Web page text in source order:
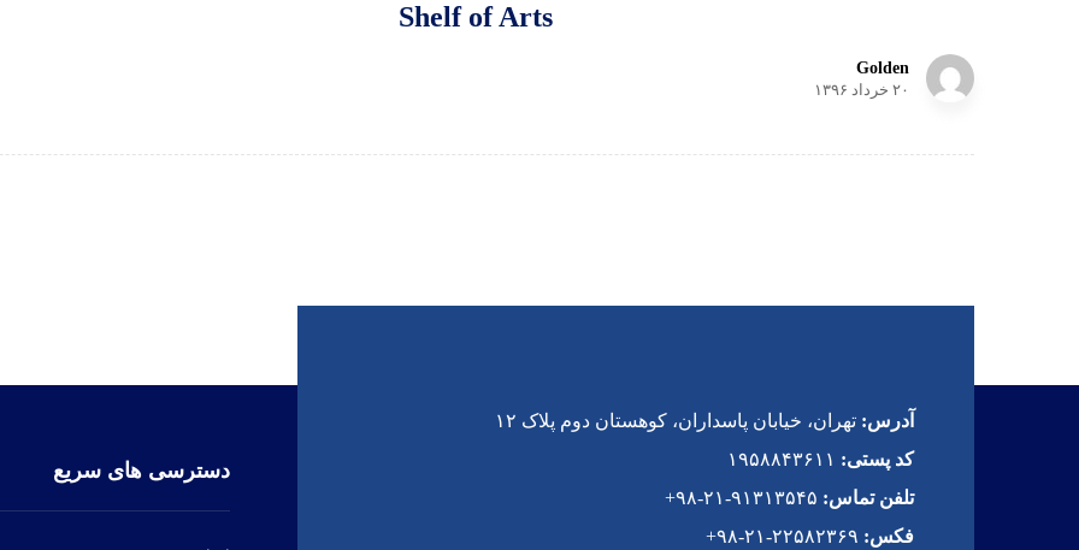
Shelf of Arts
Golden
۲۰ خرداد ۱۳۹۶
آدرس: تهران، خیابان پاسداران، کوهستان دوم پلاک ۱۲
کد پستی:
تلفن تماس:
فکس:
دسترسی های سریع